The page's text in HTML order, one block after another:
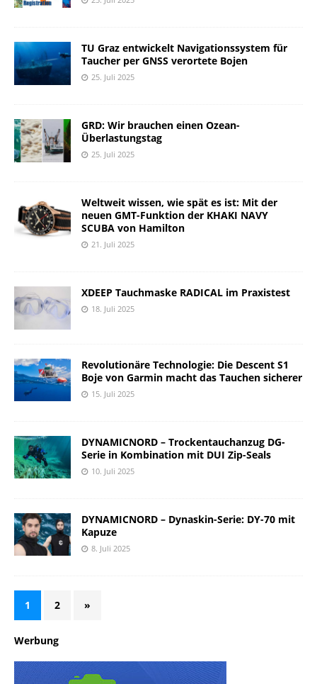
TU Graz entwickelt Navigationssystem für
Taucher per GNSS verortete Bojen
25. Juli 2025
GRD: Wir brauchen einen Ozean-
Überlastungstag
25. Juli 2025
Weltweit wissen, wie spät es ist: Mit der
neuen GMT-Funktion der KHAKI NAVY
SCUBA von Hamilton
21. Juli 2025
XDEEP Tauchmaske RADICAL im Praxistest
18. Juli 2025
Revolutionäre Technologie: Die Descent S1
Boje von Garmin macht das Tauchen sicherer
15. Juli 2025
DYNAMICNORD – Trockentauchanzug DG-
Serie in Kombination mit DUI Zip-Seals
10. Juli 2025
DYNAMICNORD – Dynaskin-Serie: DY-70 mit
Kapuze
8. Juli 2025
1 2 »
Werbung